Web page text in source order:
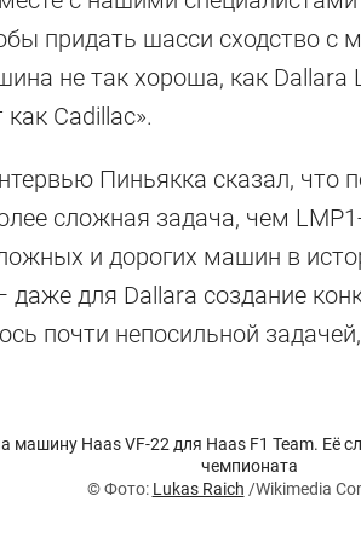
придать шасси сходство
не так хороша, как Dallara
Cadillac».
Пиньякка сказал,
сложная задача, чем
и дорогих машин в
даже для Dallara создание
почти непосильной
машину Haas VF-22 для Haas F1 Team. Её
чемпионата
© Фото: Lukas Raich /Wikimedia